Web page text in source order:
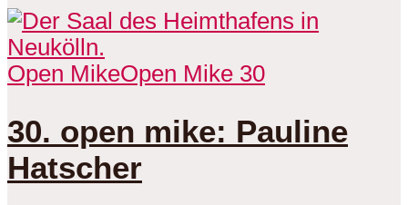
Open MikeOpen Mike 30
30. open mike: Pauline
Hatscher